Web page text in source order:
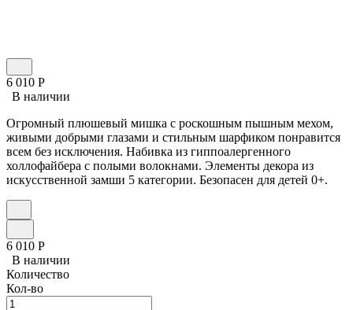
6 010 Р
В наличии
Огромный плюшевый мишка с роскошным пышным мехом,
живыми добрыми глазами и стильным шарфиком понравится
всем без исключения. Набивка из гиппоалергенного
холлофайбера с полыми волокнами. Элементы декора из
искусственной замши 5 категории. Безопасен для детей 0+.
6 010 Р
В наличии
Количество
Кол-во